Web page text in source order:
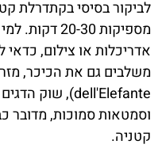
מספיקות 20-
וסמטאות סמוכות, מדובר
קטניה.